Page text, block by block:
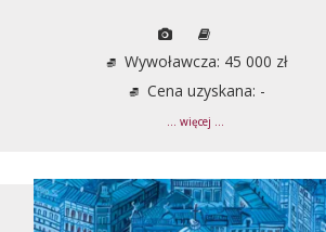
Wywoławcza: 45 000 zł
Cena uzyskana: -
... więcej ...